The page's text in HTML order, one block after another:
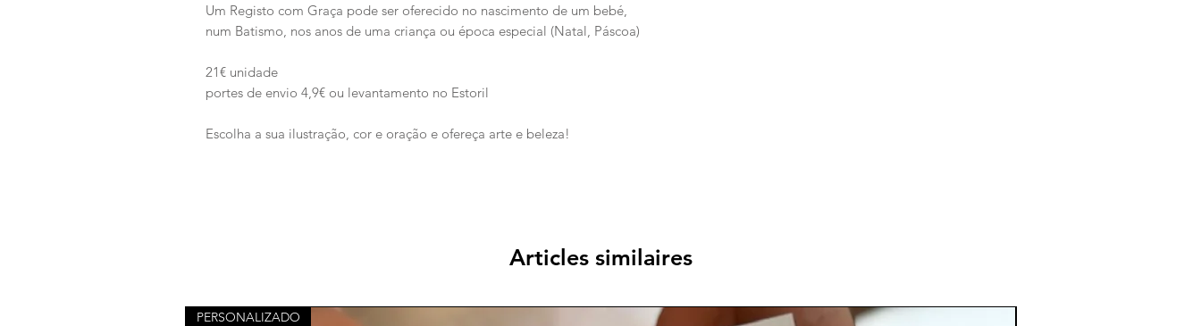
Um Registo com Graça pode ser oferecido no nascimento de um bebé,
num Batismo, nos anos de uma criança ou época especial (Natal, Páscoa)
21€ unidade
portes de envio 4,9€ ou levantamento no Estoril
Escolha a sua ilustração, cor e oração e ofereça arte e beleza!
Articles similaires
PERSONALIZADO